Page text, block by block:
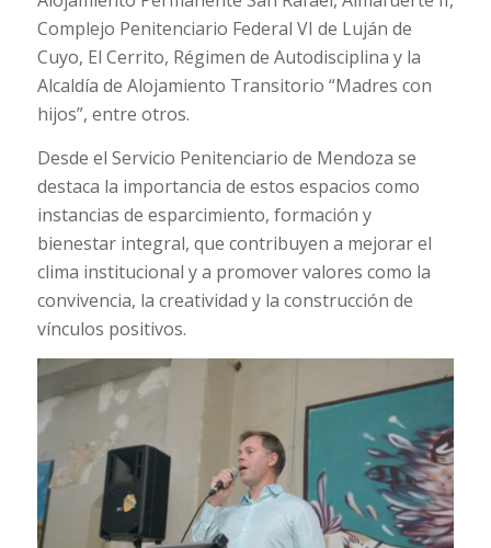
Complejo Penitenciario Federal VI de Luján de
Cuyo, El Cerrito, Régimen de Autodisciplina y la
Alcaldía de Alojamiento Transitorio “Madres con
hijos”, entre otros.
Desde el Servicio Penitenciario de Mendoza se
destaca la importancia de estos espacios como
instancias de esparcimiento, formación y
bienestar integral, que contribuyen a mejorar el
clima institucional y a promover valores como la
convivencia, la creatividad y la construcción de
vínculos positivos.